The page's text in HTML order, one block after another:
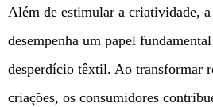
Além de estimular a criatividade,
desempenha um papel
desperdício têxtil. Ao transformar
criações, os consumidores